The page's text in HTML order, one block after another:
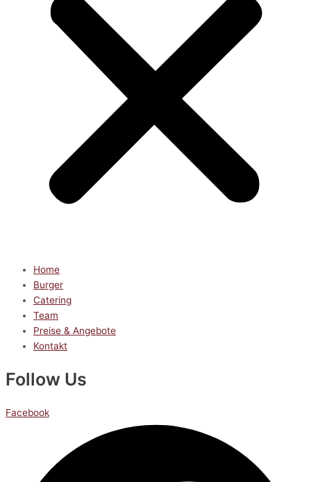
Home
Burger
Catering
Team
Preise & Angebote
Kontakt
Follow Us
Facebook